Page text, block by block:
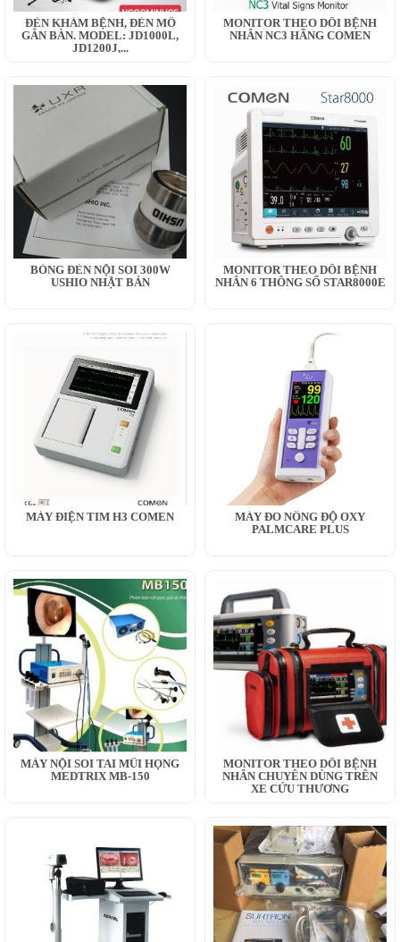
ĐÈN KHÁM BỆNH, ĐÈN MỔ
GẮN BÀN. MODEL: JD1000L,
JD1200J,...
MONITOR THEO DÕI BỆNH
NHÂN NC3 HÃNG COMEN
BÓNG ĐÈN NỘI SOI 300W
USHIO NHẬT BẢN
MONITOR THEO DÕI BỆNH
NHÂN 6 THÔNG SỐ STAR8000E
MÁY ĐIỆN TIM H3 COMEN
MÁY ĐO NỒNG ĐỘ OXY
PALMCARE PLUS
MÁY NỘI SOI TAI MŨI HỌNG
MEDTRIX MB-150
MONITOR THEO DÕI BỆNH
NHÂN CHUYÊN DÙNG TRÊN
XE CỨU THƯƠNG